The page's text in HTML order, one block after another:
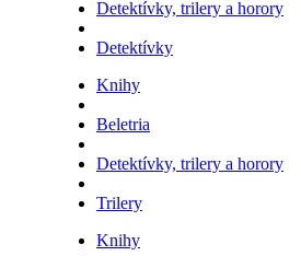
Detektívky, trilery a horory
Detektívky
Knihy
Beletria
Detektívky, trilery a horory
Trilery
Knihy